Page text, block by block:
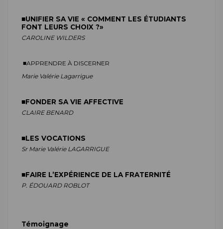
■UNIFIER SA VIE « COMMENT LES ÉTUDIANTS
FONT LEURS CHOIX ?»
CAROLINE WILDERS
■APPRENDRE À DISCERNER
Marie Valérie Lagarrigue
■FONDER SA VIE AFFECTIVE
CLAIRE BENARD
■LES VOCATIONS
Sr Marie Valérie LAGARRIGUE
■FAIRE L’EXPÉRIENCE DE LA FRATERNITÉ
P. ÉDOUARD ROBLOT
Témoignage